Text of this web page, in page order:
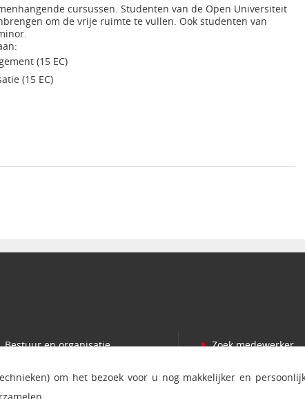
cursussen. Studenten van de Open Universiteit
om de vrije ruimte te vullen. Ook studenten van
(15 EC)
(15 EC)
om het bezoek voor u nog makkelijker en
Bestuur en organisatie
Samenwerken
•Zoek medewerker
•